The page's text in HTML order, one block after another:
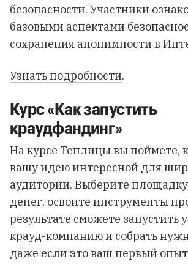
безопасности. Участники
базовыми аспектами
сохранения анонимности в
Узнать подробности.
Курс «Как запустить
краудфандинг»
На курсе Теплицы вы поймете,
вашу идею интересной для
аудитории. Выберите
денег, освоите инструменты
результате сможете запустить
крауд-компанию и собрать
даже если это ваш первый